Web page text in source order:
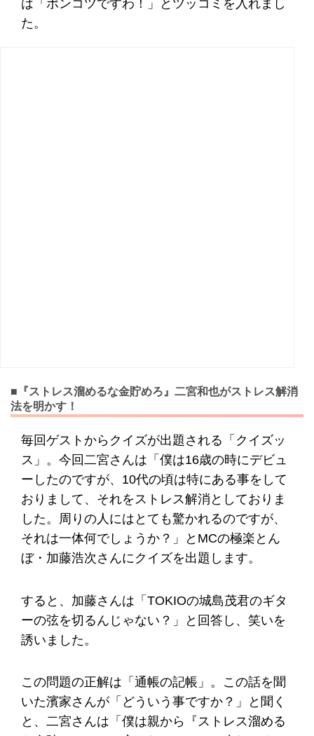
は「ポンコツですわ！」とツッコミを入れまし
た。
■『ストレス溜めるな金貯めろ』二宮和也がストレス解消
法を明かす！
毎回ゲストからクイズが出題される「クイズッ
ス」。今回二宮さんは「僕は16歳の時にデビュ
ーしたのですが、10代の頃は特にある事をして
おりまして、それをストレス解消としておりま
した。周りの人にはとても驚かれるのですが、
それは一体何でしょうか？」とMCの極楽とん
ぼ・加藤浩次さんにクイズを出題します。
すると、加藤さんは「TOKIOの城島茂君のギタ
ーの弦を切るんじゃない？」と回答し、笑いを
誘いました。
この問題の正解は「通帳の記帳」。この話を聞
いた濱家さんが「どういう事ですか？」と聞く
と、二宮さんは「僕は親から『ストレス溜める